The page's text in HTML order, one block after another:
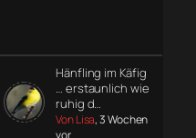
Hänfling im Käfig
… erstaunlich wie
ruhig d…
Von Lisa, 3 Wochen